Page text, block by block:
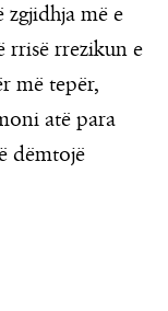
më e
rrisë rrezikun e
më tepër,
atë para
dëmtojë